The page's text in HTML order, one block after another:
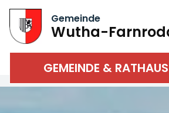
Gemeinde
Wutha-
GEMEINDE & RATHAUS